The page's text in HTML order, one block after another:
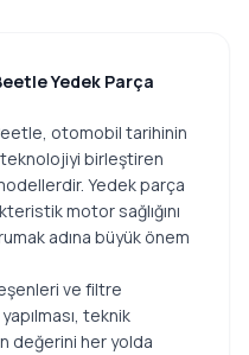
Yedek Parça
otomobil tarihinin
teknolojiyi birleştiren
Yedek parça
motor sağlığını
adına büyük önem
ve filtre
teknik
değerini her yolda